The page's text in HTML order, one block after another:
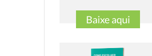
Baixe aqui